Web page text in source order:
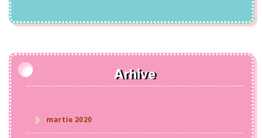
Arhive
martie 2020